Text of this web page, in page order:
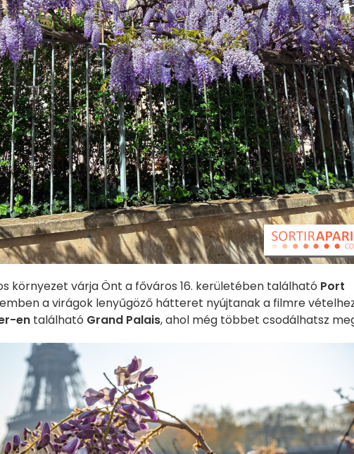
környezet várja Önt a főváros 16. kerületében található Port
a virágok lenyűgöző hátteret nyújtanak a filmre
en található Grand Palais, ahol még többet csodálhatsz